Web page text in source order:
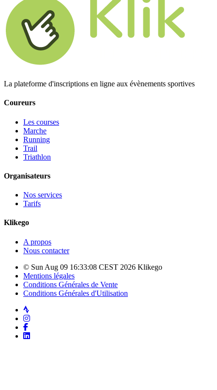
La plateforme d'inscriptions en ligne aux évènements sportives
Coureurs
Les courses
Marche
Running
Trail
Triathlon
Organisateurs
Nos services
Tarifs
Klikego
A propos
Nous contacter
© Sun Aug 09 16:33:08 CEST 2026 Klikego
Mentions légales
Conditions Générales de Vente
Conditions Générales d'Utilisation
Strava
Instagram
Facebook
LinkedIn